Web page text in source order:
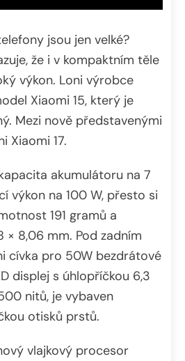
jsou jen velké?
že i v kompaktním těle
výkon. Loni výrobce
Xiaomi 15, který je
Mezi nově představenými
Xiaomi 17.
akumulátoru na 7
výkon na 100 W, přesto si
191 gramů a
× 8,06 mm. Pod zadním
cívka pro 50W bezdrátové
displej s úhlopříčkou 6,3
nitů, je vybaven
otisků prstů.
vlajkový procesor